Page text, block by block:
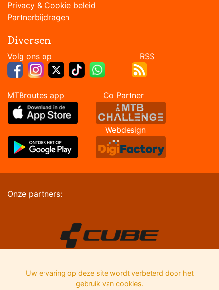
Privacy & Cookie beleid
Partnerbijdragen
Diversen
Volg ons op RSS
MTBroutes app Co Partner
Webdesign
Onze partners:
Uw ervaring op deze site wordt verbeterd door het
gebruik van cookies.